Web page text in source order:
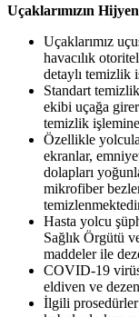
Uçaklarımızın
Uçaklarımız
havacılık
detaylı temizlik
Standart
ekibi uçağa
temizlik
Özellikle
ekranlar,
dolapları
mikrofiber
Hasta yolcu
Sağlık Örgütü
maddeler ile
COVID-19
eldiven ve
İlgili